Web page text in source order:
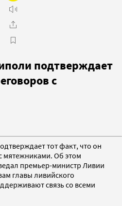
подтверждает
с
тот факт, что он
мятежниками. Об этом
премьер-министр Ливии
главы ливийского
связь со всеми